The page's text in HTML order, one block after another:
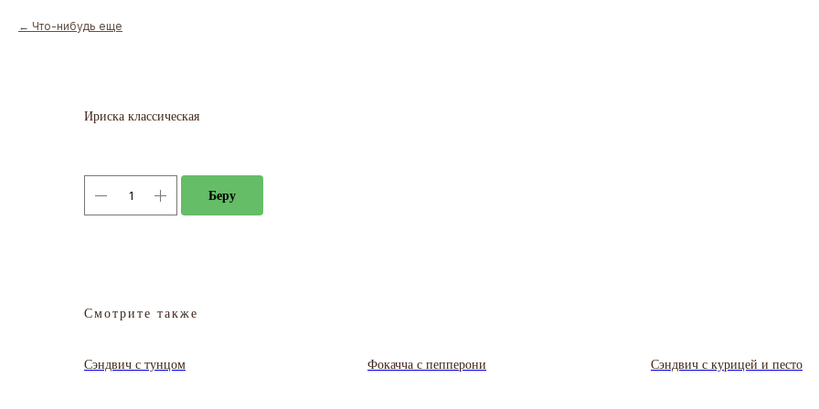
Что-нибудь еще
Ириска классическая
Беру
Смотрите также
Сэндвич с тунцом Фокачча с пепперони Сэндвич с курицей и песто